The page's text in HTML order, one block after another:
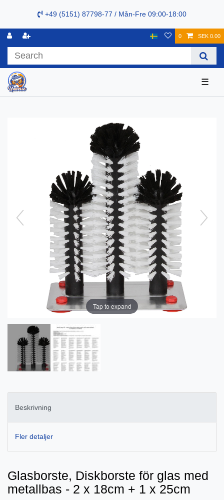
+49 (5151) 87798-77 / Mån-Fre 09:00-18:00
0 SEK 0.00
☰
Tap to expand
Beskrivning
Fler detaljer
Glasborste, Diskborste för glas med
metallbas - 2 x 18cm + 1 x 25cm